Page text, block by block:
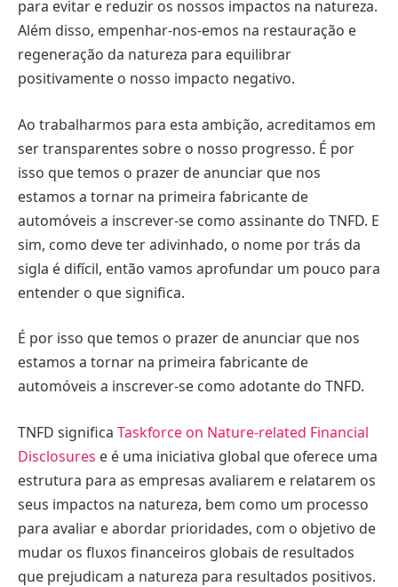
para evitar e reduzir os nossos impactos na natureza.
Além disso, empenhar-nos-emos na restauração e
regeneração da natureza para equilibrar
positivamente o nosso impacto negativo.
Ao trabalharmos para esta ambição, acreditamos em
ser transparentes sobre o nosso progresso. É por
isso que temos o prazer de anunciar que nos
estamos a tornar na primeira fabricante de
automóveis a inscrever-se como assinante do TNFD. E
sim, como deve ter adivinhado, o nome por trás da
sigla é difícil, então vamos aprofundar um pouco para
entender o que significa.
É por isso que temos o prazer de anunciar que nos
estamos a tornar na primeira fabricante de
automóveis a inscrever-se como adotante do TNFD.
TNFD significa Taskforce on Nature-related Financial
Disclosures e é uma iniciativa global que oferece uma
estrutura para as empresas avaliarem e relatarem os
seus impactos na natureza, bem como um processo
para avaliar e abordar prioridades, com o objetivo de
mudar os fluxos financeiros globais de resultados
que prejudicam a natureza para resultados positivos.